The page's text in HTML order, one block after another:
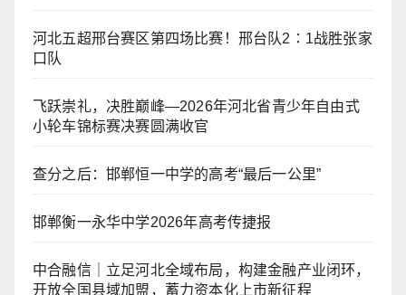
河北五超邢台赛区第四场比赛！邢台队2∶1战胜张家
口队
飞跃崇礼，决胜巅峰—2026年河北省青少年自由式
小轮车锦标赛决赛圆满收官
查分之后：邯郸恒一中学的高考“最后一公里”
邯郸衡一永华中学2026年高考传捷报
中合融信｜立足河北全域布局，构建金融产业闭环，
开放全国县域加盟，蓄力资本化上市新征程